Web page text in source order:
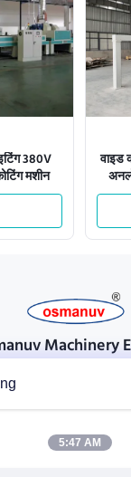
380V
मशीन
वाइड
Machinery
Osmanuv मशीनरी
लियू चोंग वी,
5:47 AM